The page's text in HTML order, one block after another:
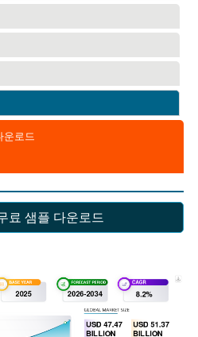
운로드
료 샘플 다운로드